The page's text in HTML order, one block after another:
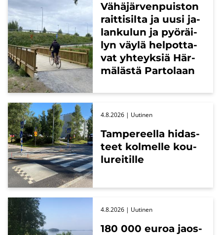
Vä­hä­jär­ven­puis­ton
rait­ti­sil­ta ja uusi ja­
lan­ku­lun ja pyö­räi­
lyn väylä hel­pot­ta­
vat yh­teyk­siä Här­
mä­läs­tä Par­to­laan
Tam­pe­reel­la hi­das­
teet kol­mel­le kou­
lu­rei­til­le
4.8.2026 | Uu­ti­nen
180 000 euroa jaos­
4.8.2026 | Uu­ti­nen